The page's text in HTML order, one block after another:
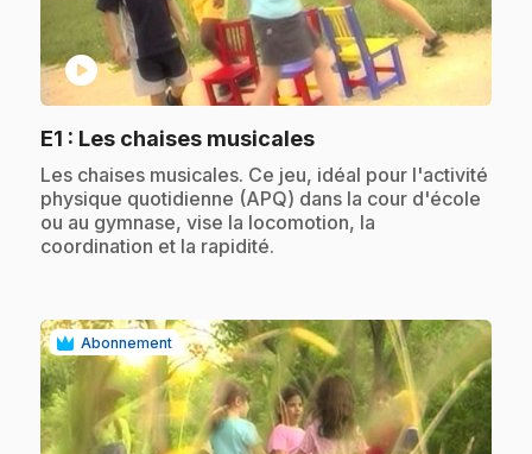
play_circle
E1 : Les chaises musicales.
.Les chaises musicales. Ce jeu, idéal pour l'activité
physique quotidienne (APQ) dans la cour d'école
ou au gymnase, vise la locomotion, la
coordination et la rapidité.
Abonnement